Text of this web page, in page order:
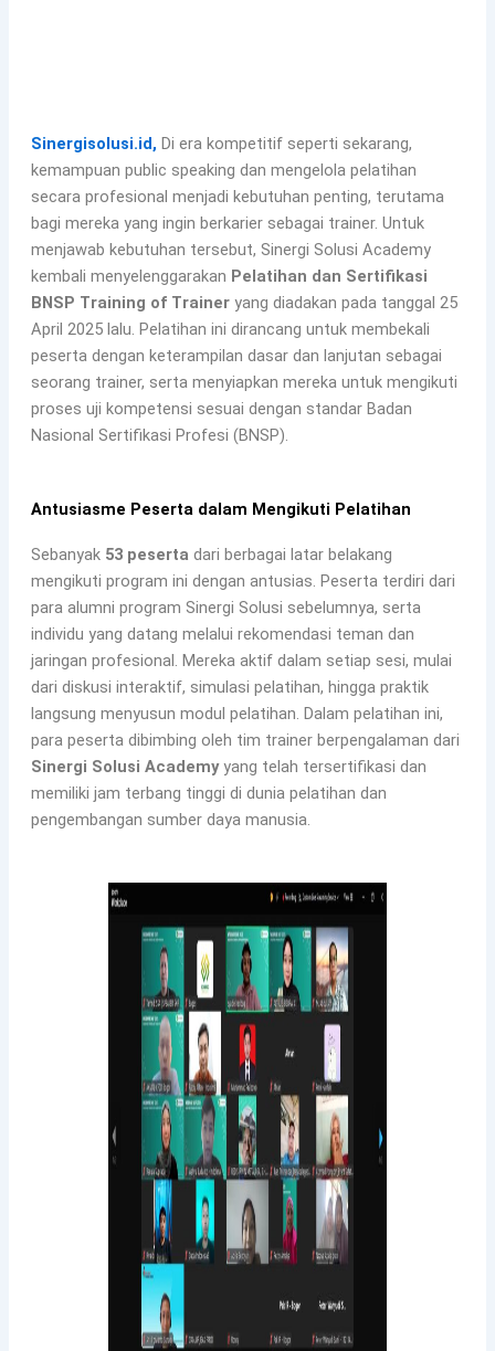
Sinergisolusi.id, Di era kompetitif seperti sekarang,
kemampuan public speaking dan mengelola pelatihan
secara profesional menjadi kebutuhan penting, terutama
bagi mereka yang ingin berkarier sebagai trainer. Untuk
menjawab kebutuhan tersebut, Sinergi Solusi Academy
kembali menyelenggarakan Pelatihan dan Sertifikasi
BNSP Training of Traineryang diadakan pada tanggal 25
April 2025 lalu. Pelatihan ini dirancang untuk membekali
peserta dengan keterampilan dasar dan lanjutan sebagai
seorang trainer, serta menyiapkan mereka untuk mengikuti
proses uji kompetensi sesuai dengan standar Badan
Nasional Sertifikasi Profesi (BNSP).
Antusiasme Peserta dalam Mengikuti Pelatihan
Sebanyak 53 peserta dari berbagai latar belakang
mengikuti program ini dengan antusias. Peserta terdiri dari
para alumni program Sinergi Solusi sebelumnya, serta
individu yang datang melalui rekomendasi teman dan
jaringan profesional. Mereka aktif dalam setiap sesi, mulai
dari diskusi interaktif, simulasi pelatihan, hingga praktik
langsung menyusun modul pelatihan. Dalam pelatihan ini,
para peserta dibimbing oleh tim trainer berpengalaman dari
Sinergi Solusi Academyyang telah tersertifikasi dan
memiliki jam terbang tinggi di dunia pelatihan dan
pengembangan sumber daya manusia.